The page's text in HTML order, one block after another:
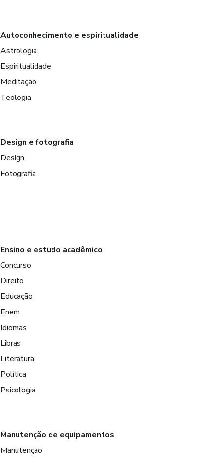
Autoconhecimento e espiritualidade
Astrologia
Espiritualidade
Meditação
Teologia
Design e fotografia
Design
Fotografia
Ensino e estudo acadêmico
Concurso
Direito
Educação
Enem
Idiomas
Libras
Literatura
Política
Psicologia
Manutenção de equipamentos
Manutenção